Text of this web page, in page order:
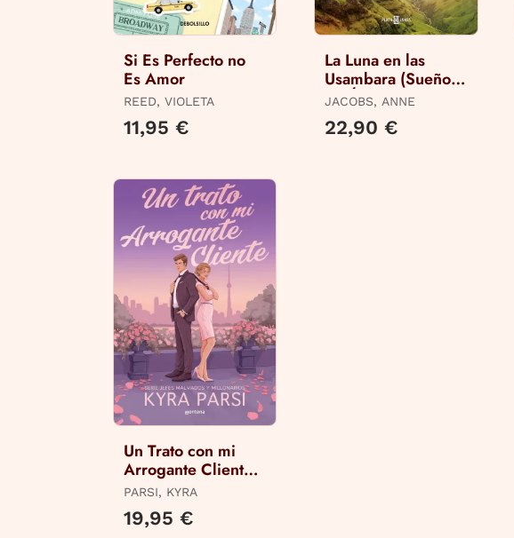
Si Es Perfecto no
Es Amor
REED, VIOLETA
11,95 €
La Luna en las
Usambara (Sueños
de África 2)
JACOBS, ANNE
22,90 €
Un Trato con mi
Arrogante Cliente
(Jefes Malvados y
Millonarios 2)
PARSI, KYRA
19,95 €